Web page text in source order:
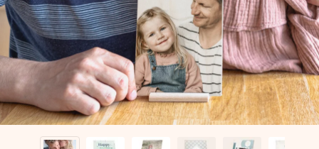
namn, ditt foto eller ett meddelande som verkligen berör
hennes hjärta. Inget krångel, bara med all kärlek för stunden.